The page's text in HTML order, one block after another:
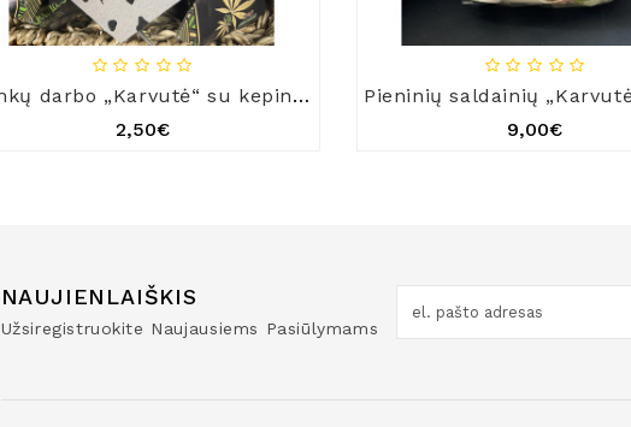
Rankų darbo „Karvutė“ su kepintomis kanapių sėklomis
2,50€
9,00€
NAUJIENLAIŠKIS
Užsiregistruokite Naujausiems Pasiūlymams